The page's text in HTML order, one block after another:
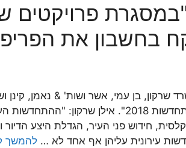
פרויקטים
בחשבון את
שרקון, בן עמי, אשר ושות' & נאמן,
בוועידה להתחדשות עירונית בעיר הנדל"ן התחדשות 2018". אילן
חידוש פני העיר, הגדלת היצע הדיור
עירונית עליהן אף אחד לא … להמשך